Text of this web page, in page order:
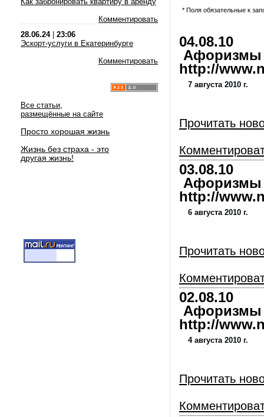
Комментировать
28.06.24| 23:06
Эскорт-услуги в Екатеринбурге
Комментировать
Все статьи,
размещённые на сайте
Просто хорошая жизнь
Жизнь без страха - это
другая жизнь!
* Поля обязательные к
04.08.10
Афоризмы
http://
7 августа 2010 г.
Прочитать
03.08.10
Афоризмы
http://
6 августа 2010 г.
Прочитать
02.08.10
Афоризмы
http://
4 августа 2010 г.
Прочитать